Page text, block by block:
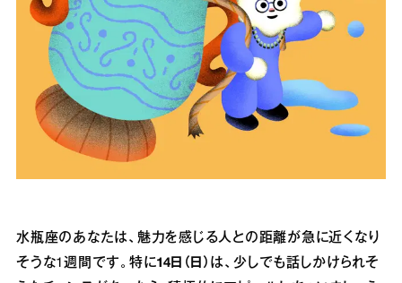
水瓶座のあなたは、魅力を感じる人との距離が急に近くなり
そうな1週間です。特に14日（日） は、少しでも話しかけられそ